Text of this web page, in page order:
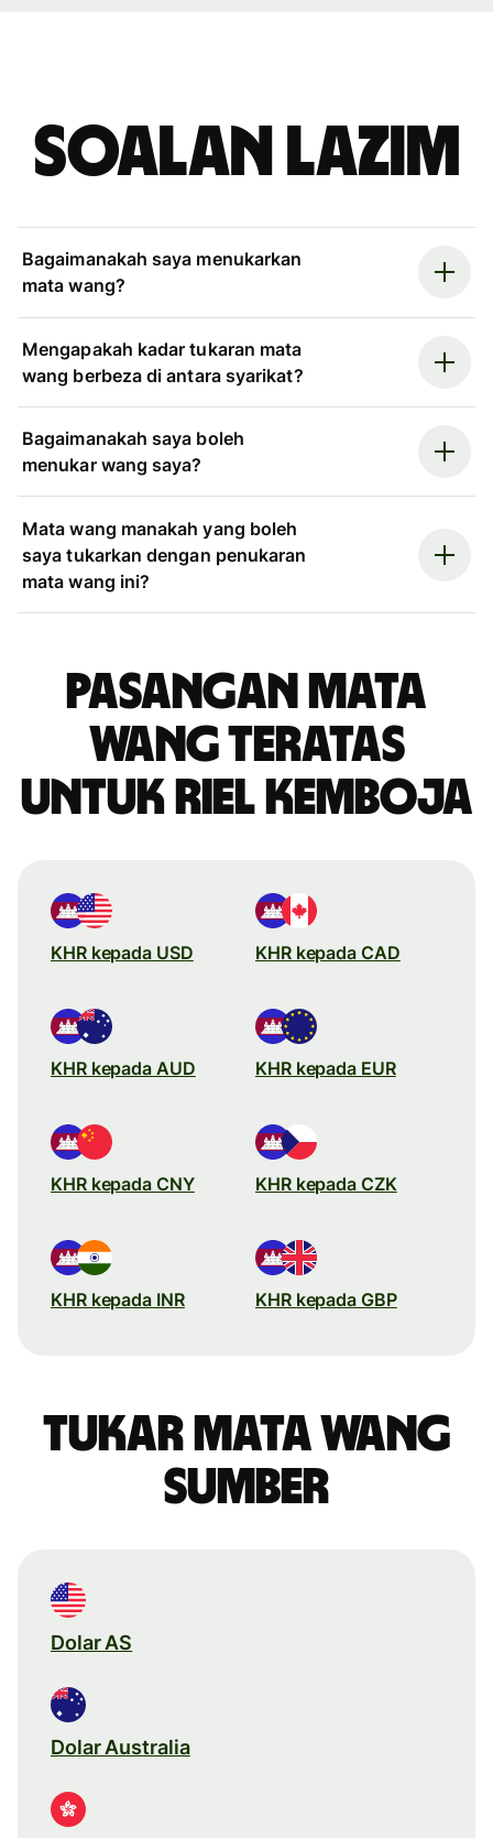
Soalan Lazim
Bagaimanakah saya menukarkan
mata wang?
Mengapakah kadar tukaran mata
wang berbeza di antara syarikat?
Bagaimanakah saya boleh
menukar wang saya?
Mata wang manakah yang boleh
saya tukarkan dengan penukaran
mata wang ini?
Pasangan mata
wang teratas
untuk riel Kemboja
KHR kepada USD KHR kepada CAD
KHR kepada AUD KHR kepada EUR
KHR kepada CNY KHR kepada CZK
KHR kepada INR KHR kepada GBP
Tukar mata wang
sumber
Dolar AS
Dolar Australia